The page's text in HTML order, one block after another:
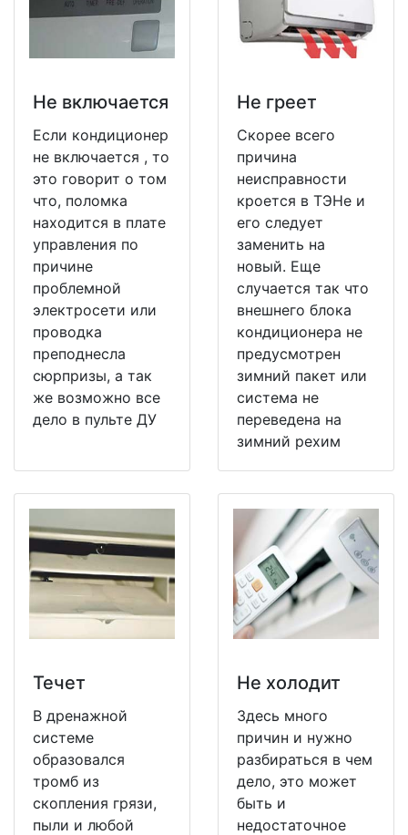
Не включается
Если кондиционер
не включается , то
это говорит о том
что, поломка
находится в плате
управления по
причине
проблемной
электросети или
проводка
преподнесла
сюрпризы, а так
же возможно все
дело в пульте ДУ
Не греет
Скорее всего
причина
неисправности
кроется в ТЭНе и
его следует
заменить на
новый. Еще
случается так что
внешнего блока
кондиционера не
предусмотрен
зимний пакет или
система не
переведена на
зимний рехим
Течет
В дренажной
системе
образовался
тромб из
скопления грязи,
пыли и любой
Не холодит
Здесь много
причин и нужно
разбираться в чем
дело, это может
быть и
недостаточное